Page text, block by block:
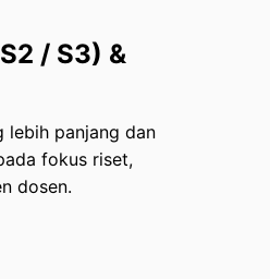
/ S3) &
lebih panjang dan
fokus riset,
dosen.